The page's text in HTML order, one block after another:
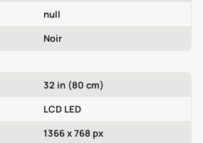
null
Noir
32 in (80 cm)
LCD LED
1366 x 768 px